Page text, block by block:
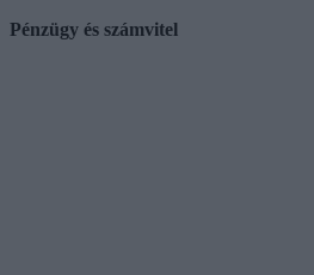
Pénzügy és számvitel